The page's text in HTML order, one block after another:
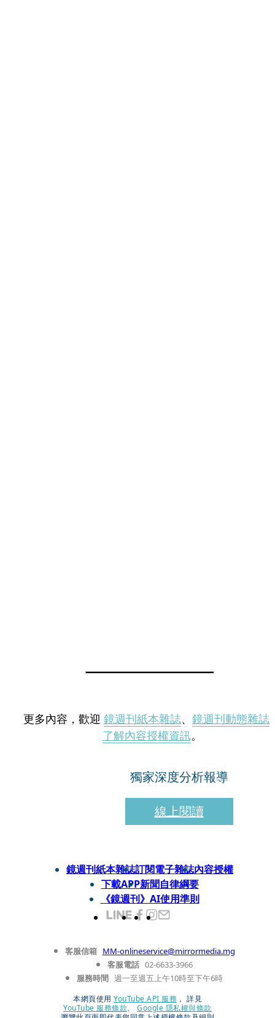
更多內容，歡迎 鏡週刊紙本雜誌、 鏡週刊動態雜誌
了解內容授權資訊。
獨家深度分析報導
線上閱讀
鏡週刊紙本雜誌訂閱電子雜誌內容授權
下載APP新聞自律綱要
《鏡週刊》AI使用準則
客服信箱 MM-onlineservice@mirrormedia.mg
客服電話 02-6633-3966
服務時間 週一至週五上午10時至下午6時
本網頁使用 YouTube API 服務 ， 詳見
YouTube 服務條款、
Google 隱私權與條款